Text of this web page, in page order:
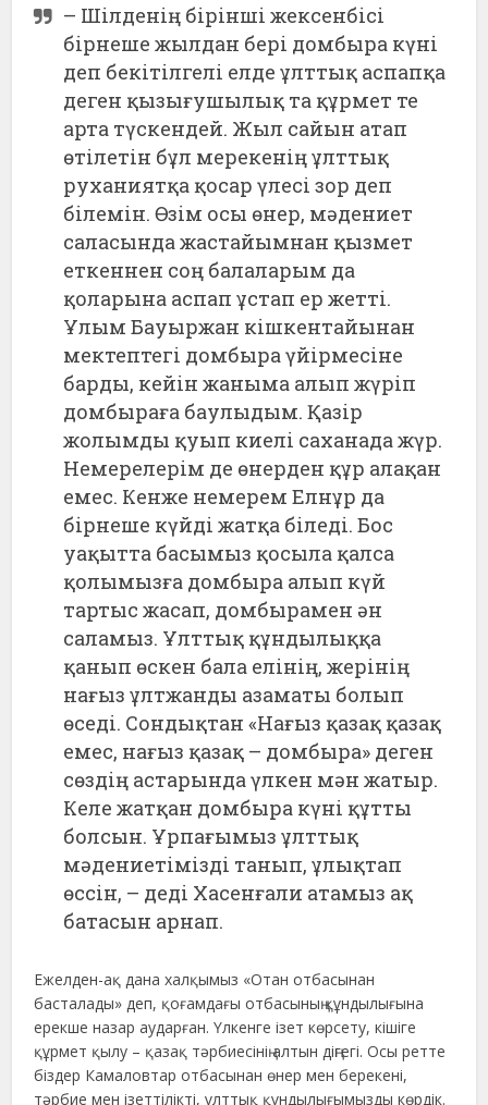
– Шілденің бірінші жексенбісі
бірнеше жылдан бері домбыра күні
деп бекітілгелі елде ұлттық аспапқа
деген қызығушылық та құрмет те
арта түскендей. Жыл сайын атап
өтілетін бұл мерекенің ұлттық
руханиятқа қосар үлесі зор деп
білемін. Өзім осы өнер, мәдениет
саласында жастайымнан қызмет
еткеннен соң балаларым да
қоларына аспап ұстап ер жетті.
Ұлым Бауыржан кішкентайынан
мектептегі домбыра үйірмесіне
барды, кейін жаныма алып жүріп
домбыраға баулыдым. Қазір
жолымды қуып киелі саханада жүр.
Немерелерім де өнерден құр алақан
емес. Кенже немерем Елнұр да
бірнеше күйді жатқа біледі. Бос
уақытта басымыз қосыла қалса
қолымызға домбыра алып күй
тартыс жасап, домбырамен ән
саламыз. Ұлттық құндылыққа
қанып өскен бала елінің, жерінің
нағыз ұлтжанды азаматы болып
өседі. Сондықтан «Нағыз қазақ қазақ
емес, нағыз қазақ – домбыра» деген
сөздің астарында үлкен мән жатыр.
Келе жатқан домбыра күні құтты
болсын. Ұрпағымыз ұлттық
мәдениетімізді танып, ұлықтап
өссін, – деді Хасенғали атамыз ақ
батасын арнап.
Ежелден-ақ дана халқымыз «Отан отбасынан
басталады» деп, қоғамдағы отбасының құндылығына
ерекше назар аударған. Үлкенге ізет көрсету, кішіге
құрмет қылу – қазақ тәрбиесінің алтын діңгегі. Осы ретте
біздер Камаловтар отбасынан өнер мен берекені,
тәрбие мен ізеттілікті, ұлттық құндылығымызды көрдік.